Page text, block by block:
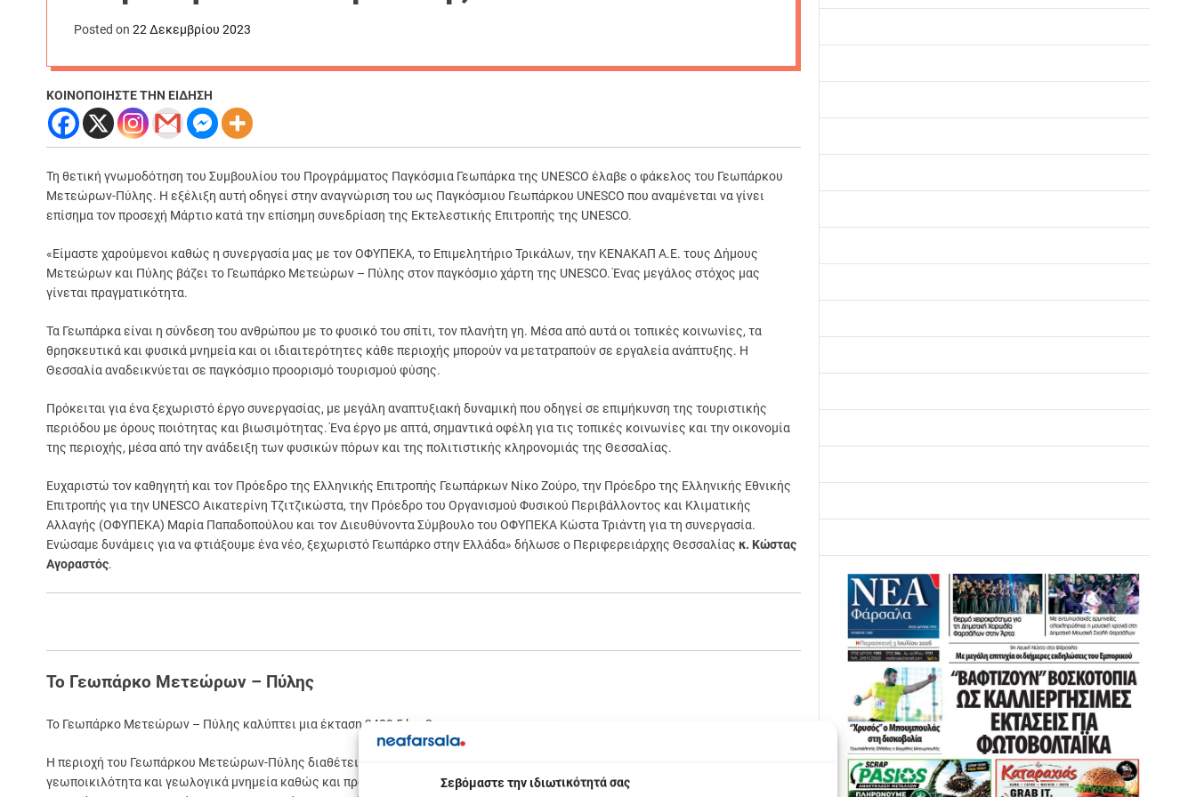
Σεβόμαστε την ιδιωτικότητά σας
m
d
Posted on 22 Δεκεμβρίου 2023
ΚΟΙΝΟΠΟΙΗΣΤΕ ΤΗΝ ΕΙΔΗΣΗ
Τη θετική γνωμοδότηση του Συμβουλίου του Προγράμματος Παγκόσμια Γεωπάρκα της UNESCO έλαβε ο φάκελος του Γεωπάρκου
Μετεώρων-Πύλης. Η εξέλιξη αυτή οδηγεί στην αναγνώριση του ως Παγκόσμιου Γεωπάρκου UNESCO που αναμένεται να γίνει
επίσημα τον προσεχή Μάρτιο κατά την επίσημη συνεδρίαση της Εκτελεστικής Επιτροπής της UNESCO.
«Είμαστε χαρούμενοι καθώς η συνεργασία μας με τον ΟΦΥΠΕΚΑ, το Επιμελητήριο Τρικάλων, την ΚΕΝΑΚΑΠ Α.Ε. τους Δήμους
Μετεώρων και Πύλης βάζει το Γεωπάρκο Μετεώρων – Πύλης στον παγκόσμιο χάρτη της UNESCO. Ένας μεγάλος στόχος μας
γίνεται πραγματικότητα.
Τα Γεωπάρκα είναι η σύνδεση του ανθρώπου με το φυσικό του σπίτι, τον πλανήτη γη. Μέσα από αυτά οι τοπικές κοινωνίες, τα
θρησκευτικά και φυσικά μνημεία και οι ιδιαιτερότητες κάθε περιοχής μπορούν να μετατραπούν σε εργαλεία ανάπτυξης. Η
Θεσσαλία αναδεικνύεται σε παγκόσμιο προορισμό τουρισμού φύσης.
Πρόκειται για ένα ξεχωριστό έργο συνεργασίας, με μεγάλη αναπτυξιακή δυναμική που οδηγεί σε επιμήκυνση της τουριστικής
περιόδου με όρους ποιότητας και βιωσιμότητας. Ένα έργο με απτά, σημαντικά οφέλη για τις τοπικές κοινωνίες και την οικονομία
της περιοχής, μέσα από την ανάδειξη των φυσικών πόρων και της πολιτιστικής κληρονομιάς της Θεσσαλίας.
Ευχαριστώ τον καθηγητή και τον Πρόεδρο της Ελληνικής Επιτροπής Γεωπάρκων Νίκο Ζούρο, την Πρόεδρο της Ελληνικής Εθνικής
Επιτροπής για την UNESCO Αικατερίνη Τζιτζικώστα, την Πρόεδρο του Οργανισμού Φυσικού Περιβάλλοντος και Κλιματικής
Αλλαγής (ΟΦΥΠΕΚΑ) Μαρία Παπαδοπούλου και τον Διευθύνοντα Σύμβουλο του ΟΦΥΠΕΚΑ Κώστα Τριάντη για τη συνεργασία.
Ενώσαμε δυνάμεις για να φτιάξουμε ένα νέο, ξεχωριστό Γεωπάρκο στην Ελλάδα» δήλωσε ο Περιφερειάρχης Θεσσαλίας κ. Κώστας
Αγοραστός.
Το Γεωπάρκο Μετεώρων – Πύλης
Το Γεωπάρκο Μετεώρων – Πύλης καλύπτει μια έκταση 2409,5 km 2.
Η περιοχή του Γεωπάρκου Μετεώρων-Πύλης διαθέτει εξαιρετικό φυσικό περιβάλλον, τοπία ιδιαίτερου φυσικού κάλλους,
γεωποικιλότητα και γεωλογικά μνημεία καθώς και προστατευόμενες περιοχές με πλούσια βιοποικιλότητα. Διεθνούς αξίας